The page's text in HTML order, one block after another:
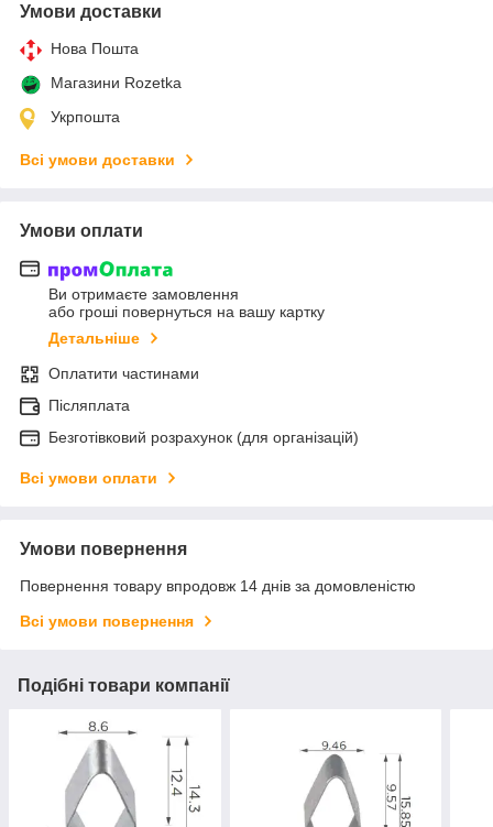
Умови доставки
Нова Пошта
Магазини Rozetka
Укрпошта
Всі умови доставки
Умови оплати
Ви отримаєте замовлення
або гроші повернуться на вашу картку
Детальніше
Оплатити частинами
Післяплата
Безготівковий розрахунок (для організацій)
Всі умови оплати
Умови повернення
Повернення товару впродовж 14 днів за домовленістю
Всі умови повернення
Подібні товари компанії